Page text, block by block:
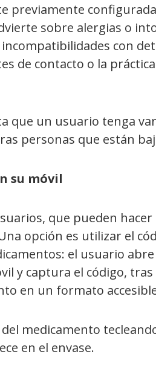
previamente
sobre alergias o
con
de contacto o la
que un usuario tenga
personas que están
su móvil
que pueden
opción es utilizar el
el usuario
y captura el código, tras
en un formato
medicamento
en el envase.